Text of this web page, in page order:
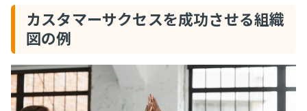
カスタマーサクセスを成功させる組織
図の例